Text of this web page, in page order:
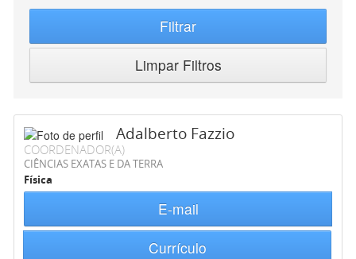
Filtrar
Limpar Filtros
Adalberto Fazzio
COORDENADOR(A)
CIÊNCIAS EXATAS E DA TERRA
Física
E-mail
Currículo